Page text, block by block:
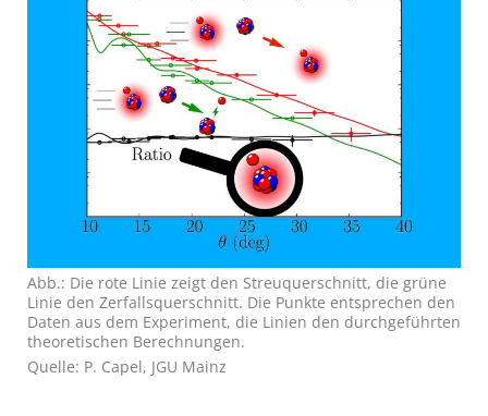
Abb.: Die rote Linie zeigt den Streuquerschnitt, die grüne
Linie den Zerfallsquerschnitt. Die Punkte entsprechen den
Daten aus dem Experiment, die Linien den durchgeführten
theoretischen Berechnungen.
Quelle: P. Capel, JGU Mainz